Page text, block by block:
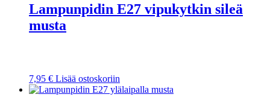
Lampunpidin E27 vipukytkin sileä
musta
7,95 € Lisää ostoskoriin